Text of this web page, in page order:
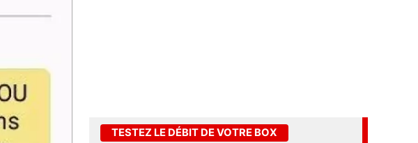
TESTEZ LE DÉBIT DE VOTRE BOX